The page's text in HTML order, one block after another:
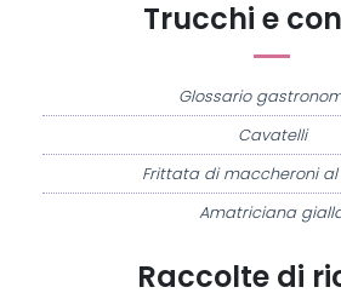
Raccolte di
Trucchi e
Glossario
Cavatelli
Frittata di maccheroni
Amatriciana